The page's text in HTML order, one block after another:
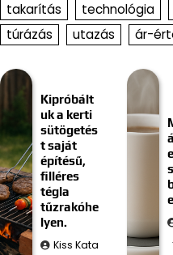
takarítás technológia
túrázás
utazás ár-
Kipróbált
uk a kerti
sütögetés
t saját
építésű,
filléres
tégla
tűzrakóhe
lyen.
Kiss Kata
s